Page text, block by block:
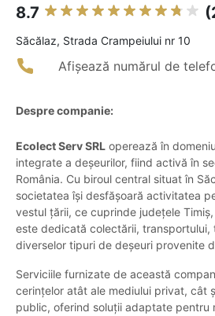
8.7
Săcălaz, Strada Crampeiului nr 10
Afișează numărul de
Despre companie:
Ecolect Serv SRL operează în
integrate a deșeurilor, fiind activă în
România. Cu biroul central situat în
societatea își desfășoară activitatea
vestul țării, ce cuprinde județele Timiș,
este dedicată colectării, transportului,
diverselor tipuri de deșeuri provenite
Serviciile furnizate de această
cerințelor atât ale mediului privat, cât
public, oferind soluții adaptate pentru